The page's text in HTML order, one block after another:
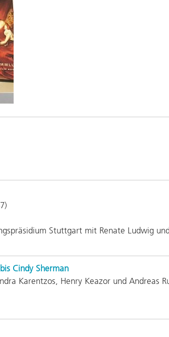
Stuttgart mit Renate Ludwig
Cindy Sherman
Karentzos, Henry Keazor und Andreas